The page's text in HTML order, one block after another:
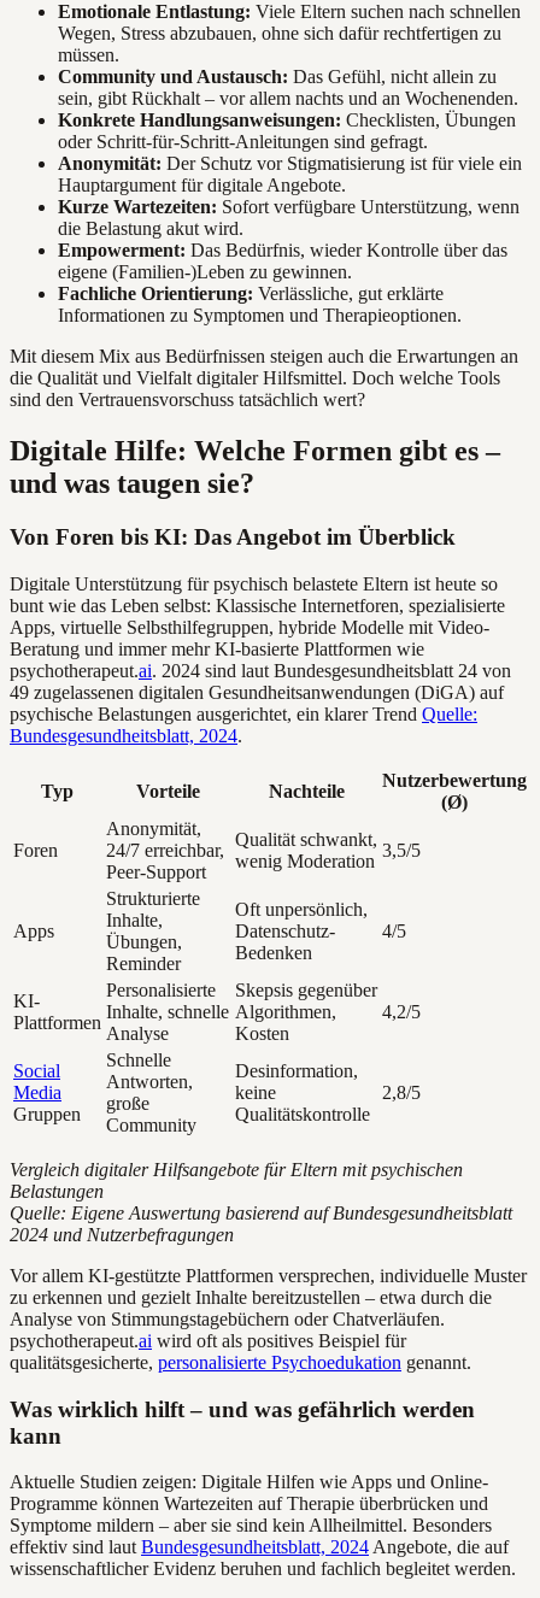
Emotionale Entlastung: Viele Eltern suchen nach schnellen
Wegen, Stress abzubauen, ohne sich dafür rechtfertigen zu
müssen.
Community und Austausch: Das Gefühl, nicht allein zu
sein, gibt Rückhalt – vor allem nachts und an Wochenenden.
Konkrete Handlungsanweisungen: Checklisten, Übungen
oder Schritt-für-Schritt-Anleitungen sind gefragt.
Anonymität: Der Schutz vor Stigmatisierung ist für viele ein
Hauptargument für digitale Angebote.
Kurze Wartezeiten: Sofort verfügbare Unterstützung, wenn
die Belastung akut wird.
Empowerment: Das Bedürfnis, wieder Kontrolle über das
eigene (Familien-)Leben zu gewinnen.
Fachliche Orientierung: Verlässliche, gut erklärte
Informationen zu Symptomen und Therapieoptionen.
Mit diesem Mix aus Bedürfnissen steigen auch die Erwartungen an
die Qualität und Vielfalt digitaler Hilfsmittel. Doch welche Tools
sind den Vertrauensvorschuss tatsächlich wert?
Digitale Hilfe: Welche Formen gibt es –
und was taugen sie?
Von Foren bis KI: Das Angebot im Überblick
Digitale Unterstützung für psychisch belastete Eltern ist heute so
bunt wie das Leben selbst: Klassische Internetforen, spezialisierte
Apps, virtuelle Selbsthilfegruppen, hybride Modelle mit Video-
Beratung und immer mehr KI-basierte Plattformen wie
psychotherapeut.ai. 2024 sind laut Bundesgesundheitsblatt 24 von
49 zugelassenen digitalen Gesundheitsanwendungen (DiGA) auf
psychische Belastungen ausgerichtet, ein klarer Trend Quelle:
Bundesgesundheitsblatt, 2024.
Typ Vorteile Nachteile
Nutzerbewertung
(Ø)
Foren
Anonymität,
24/7 erreichbar,
Peer-Support
Qualität schwankt,
wenig Moderation
3,5/5
Apps
Strukturierte
Inhalte,
Übungen,
Reminder
Oft unpersönlich,
Datenschutz-
Bedenken
4/5
KI-
Plattformen
Personalisierte
Inhalte, schnelle
Analyse
Skepsis gegenüber
Algorithmen,
Kosten
4,2/5
Social
Media
Gruppen
Schnelle
Antworten,
große
Community
Desinformation,
keine
Qualitätskontrolle
2,8/5
Vergleich digitaler Hilfsangebote für Eltern mit psychischen
Belastungen
Quelle: Eigene Auswertung basierend auf Bundesgesundheitsblatt
2024 und Nutzerbefragungen
Vor allem KI-gestützte Plattformen versprechen, individuelle Muster
zu erkennen und gezielt Inhalte bereitzustellen – etwa durch die
Analyse von Stimmungstagebüchern oder Chatverläufen.
psychotherapeut.ai wird oft als positives Beispiel für
qualitätsgesicherte, personalisierte Psychoedukation genannt.
Was wirklich hilft – und was gefährlich werden
kann
Aktuelle Studien zeigen: Digitale Hilfen wie Apps und Online-
Programme können Wartezeiten auf Therapie überbrücken und
Symptome mildern – aber sie sind kein Allheilmittel. Besonders
effektiv sind laut Bundesgesundheitsblatt, 2024 Angebote, die auf
wissenschaftlicher Evidenz beruhen und fachlich begleitet werden.